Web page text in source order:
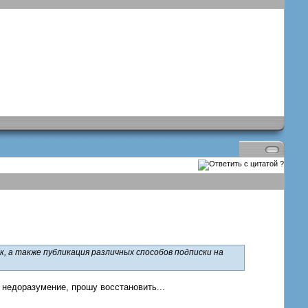
?
также публикация различных способов подписки на
прошу восстановить...